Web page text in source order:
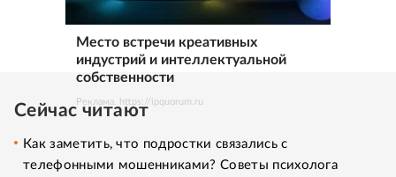
Место встречи креативных
индустрий и интеллектуальной
собственности
Реклама. https://ipquorum.ru
Сейчас читают
Как заметить, что подростки связались с
телефонными мошенниками? Советы психолога